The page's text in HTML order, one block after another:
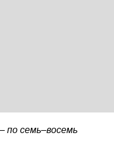
по семь–восемь